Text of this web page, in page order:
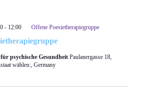
- 12:00 Offene Poesietherapiegruppe
psychische Gesundheit Paulanergasse 18,
wählen:, Germany